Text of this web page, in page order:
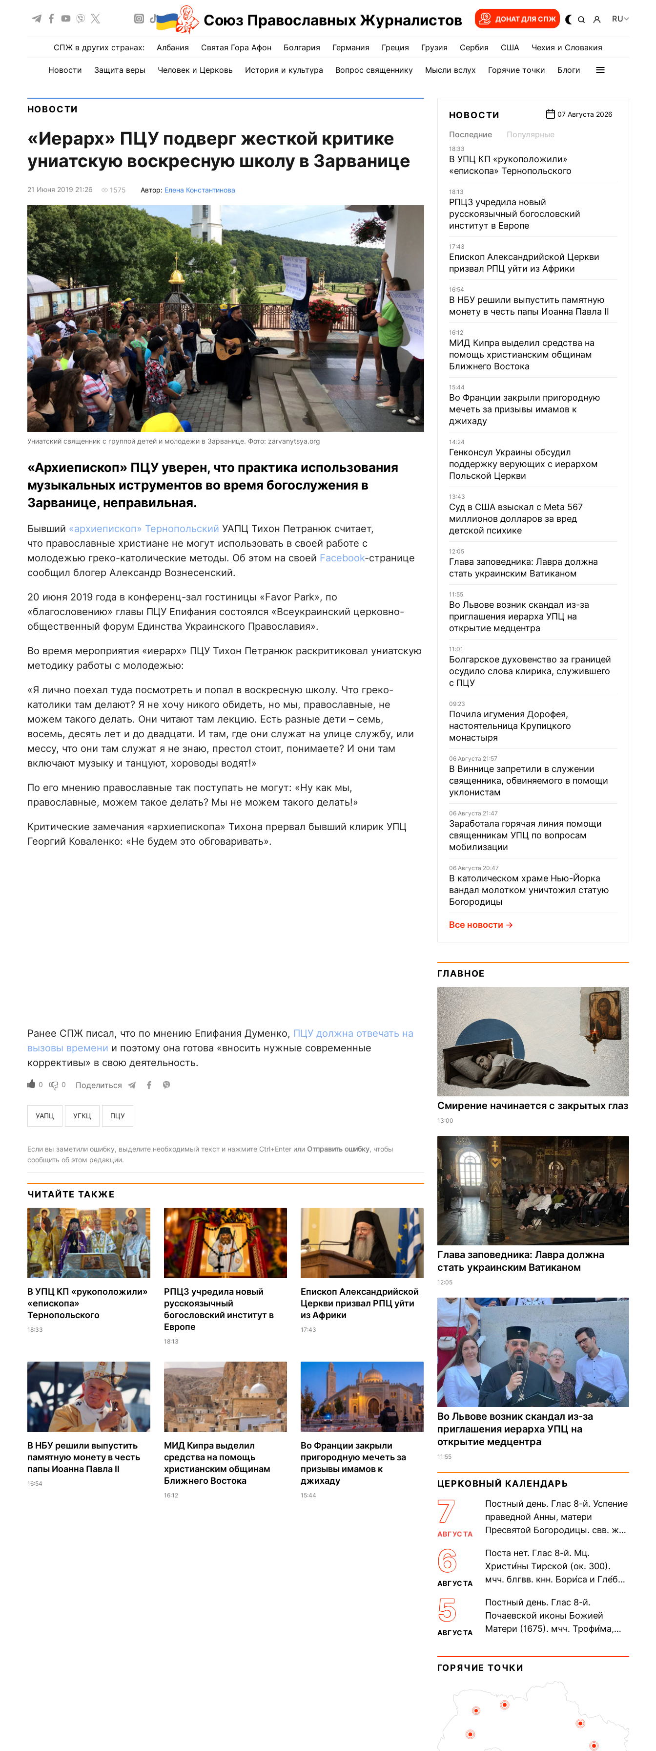
Союз Православных Журналистов ДОНАТ ДЛЯ СПЖ RU
СПЖ в других странах: Албания Святая Гора Афон Болгария Германия Греция Грузия Сербия США Чехия и Словакия
Новости Защита веры Человек и Церковь История и культура Вопрос священнику Мысли вслух Горячие точки Блоги
НОВОСТИ
«Иерарх» ПЦУ подверг жесткой критике
униатскую воскресную школу в Зарванице
21 Июня 2019 21:26 1575 Автор: Елена Константинова
Униатский священник с группой детей и молодежи в Зарванице. Фото: zarvanytsya.org
«Архиепископ» ПЦУ уверен, что практика использования
музыкальных иструментов во время богослужения в
Зарванице, неправильная.
Бывший «архиепископ» Тернопольский УАПЦ Тихон Петранюк считает,
что православные христиане не могут использовать в своей работе с
молодежью греко-католические методы. Об этом на своей Facebook-странице
сообщил блогер Александр Вознесенский.
20 июня 2019 года в конференц-зал гостиницы «Favor Park», по
«благословению» главы ПЦУ Епифания состоялся «Всеукраинский церковно-
общественный форум Единства Украинского Православия».
Во время мероприятия «иерарх» ПЦУ Тихон Петранюк раскритиковал униатскую
методику работы с молодежью:
«Я лично поехал туда посмотреть и попал в воскресную школу. Что греко-
католики там делают? Я не хочу никого обидеть, но мы, православные, не
можем такого делать. Они читают там лекцию. Есть разные дети – семь,
восемь, десять лет и до двадцати. И там, где они служат на улице службу, или
мессу, что они там служат я не знаю, престол стоит, понимаете? И они там
включают музыку и танцуют, хороводы водят!»
По его мнению православные так поступать не могут: «Ну как мы,
православные, можем такое делать? Мы не можем такого делать!»
Критические замечания «архиепископа» Тихона прервал бывший клирик УПЦ
Георгий Коваленко: «Не будем это обговаривать».
Ранее СПЖ писал, что по мнению Епифания Думенко, ПЦУ должна отвечать на
вызовы времени и поэтому она готова «вносить нужные современные
коррективы» в свою деятельность.
0 0 Поделиться
УАПЦ УГКЦ ПЦУ
Если вы заметили ошибку, выделите необходимый текст и нажмите Ctrl+Enter или Отправить ошибку, чтобы
сообщить об этом редакции.
ЧИТАЙТЕ ТАКЖЕ
В УПЦ КП «рукоположили»
«епископа»
Тернопольского
18:33
РПЦЗ учредила новый
русскоязычный
богословский институт в
Европе
18:13
Епископ Александрийской
Церкви призвал РПЦ уйти
из Африки
17:43
В НБУ решили выпустить
памятную монету в честь
папы Иоанна Павла II
16:54
МИД Кипра выделил
средства на помощь
христианским общинам
Ближнего Востока
16:12
Во Франции закрыли
пригородную мечеть за
призывы имамов к
джихаду
15:44
НОВОСТИ 07 Августа 2026
Последние Популярные
18:33
В УПЦ КП «рукоположили»
«епископа» Тернопольского
18:13
РПЦЗ учредила новый
русскоязычный богословский
институт в Европе
17:43
Епископ Александрийской Церкви
призвал РПЦ уйти из Африки
16:54
В НБУ решили выпустить памятную
монету в честь папы Иоанна Павла II
16:12
МИД Кипра выделил средства на
помощь христианским общинам
Ближнего Востока
15:44
Во Франции закрыли пригородную
мечеть за призывы имамов к
джихаду
14:24
Генконсул Украины обсудил
поддержку верующих с иерархом
Польской Церкви
13:43
Суд в США взыскал с Meta 567
миллионов долларов за вред
детской психике
12:05
Глава заповедника: Лавра должна
стать украинским Ватиканом
11:55
Во Львове возник скандал из-за
приглашения иерарха УПЦ на
открытие медцентра
11:01
Болгарское духовенство за границей
осудило слова клирика, служившего
с ПЦУ
09:23
Почила игумения Дорофея,
настоятельница Крупицкого
монастыря
06 Августа 21:57
В Виннице запретили в служении
священника, обвиняемого в помощи
уклонистам
06 Августа 21:47
Заработала горячая линия помощи
священникам УПЦ по вопросам
мобилизации
06 Августа 20:47
В католическом храме Нью-Йорка
вандал молотком уничтожил статую
Богородицы
Все новости
ГЛАВНОЕ
Смирение начинается с закрытых глаз
13:00
Глава заповедника: Лавра должна
стать украинским Ватиканом
12:05
Во Львове возник скандал из-за
приглашения иерарха УПЦ на
открытие медцентра
11:55
ЦЕРКОВНЫЙ КАЛЕНДАРЬ
7
АВГУСТА
Постный день. Глас 8-й. Успение
праведной Анны, матери
Пресвятой Богородицы. свв. жен
прп. Евпракси́и девы,...
6
АВГУСТА
Поста нет. Глас 8-й. Мц.
Христи́ны Тирской (ок. 300).
мчч. блгвв. кнн. Бори́са и Гле́ба,
Дави́да (1015). Прп....
5
АВГУСТА
Постный день. Глас 8-й.
Почаевской иконы Божией
Матери (1675). мчч. Трофи́ма,
мучеников (284–305). прав.
воина Фео́дора...
ГОРЯЧИЕ ТОЧКИ